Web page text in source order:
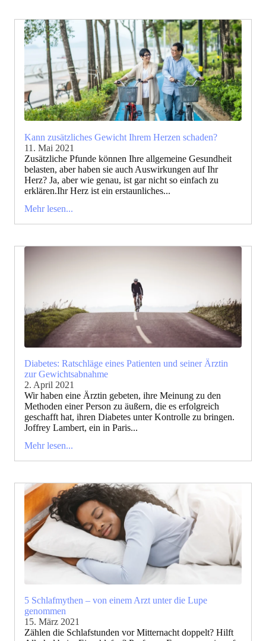
Kann zusätzliches Gewicht Ihrem Herzen schaden?
11. Mai 2021
Zusätzliche Pfunde können Ihre allgemeine Gesundheit
belasten, aber haben sie auch Auswirkungen auf Ihr
Herz? Ja, aber wie genau, ist gar nicht so einfach zu
erklären.Ihr Herz ist ein erstaunliches...
Mehr lesen...
Diabetes: Ratschläge eines Patienten und seiner Ärztin
zur Gewichtsabnahme
2. April 2021
Wir haben eine Ärztin gebeten, ihre Meinung zu den
Methoden einer Person zu äußern, die es erfolgreich
geschafft hat, ihren Diabetes unter Kontrolle zu bringen.
Joffrey Lambert, ein in Paris...
Mehr lesen...
5 Schlafmythen – von einem Arzt unter die Lupe
genommen
15. März 2021
Zählen die Schlafstunden vor Mitternacht doppelt? Hilft